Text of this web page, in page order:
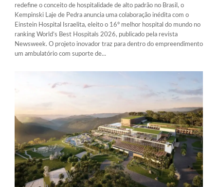
redefine o conceito de hospitalidade de alto padrão no Brasil, o
Kempinski Laje de Pedra anuncia uma colaboração inédita com o
Einstein Hospital Israelita, eleito o 16º melhor hospital do mundo no
ranking World’s Best Hospitals 2026, publicado pela revista
Newsweek. O projeto inovador traz para dentro do empreendimento
um ambulatório com suporte de...